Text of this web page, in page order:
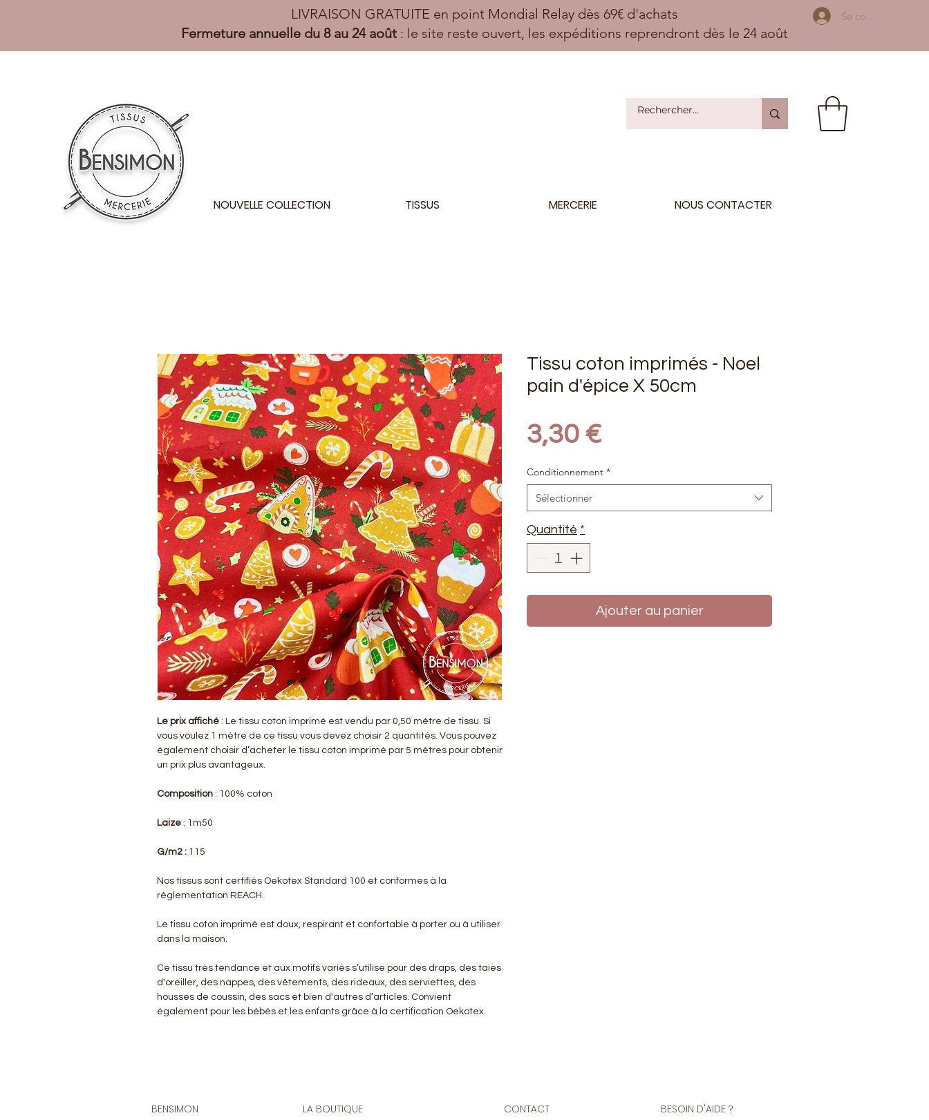
LIVRAISON GRATUITE en point Mondial Relay dès 69€ d'achats
Fermeture annuelle du 8 au 24 août: le site reste ouvert, les expéditions reprendront dès le 24 août
Se connecter
NOUVELLE COLLECTION TISSUS MERCERIE NOUS CONTACTER
Le prix affiché : Le tissu coton imprimé est vendu par 0,50 mètre de tissu. Si
vous voulez 1 mètre de ce tissu vous devez choisir 2 quantités. Vous pouvez
également choisir d’acheter le tissu coton imprimé par 5 mètres pour obtenir
un prix plus avantageux.
Composition : 100% coton
Laize : 1m50
G/m2 : 115
Nos tissus sont certifiés Oekotex Standard 100 et conformes à la
réglementation REACH.
Le tissu coton imprimé est doux, respirant et confortable à porter ou à utiliser
dans la maison.
Ce tissu très tendance et aux motifs variés s’utilise pour des draps, des taies
d'oreiller, des nappes, des vêtements, des rideaux, des serviettes, des
housses de coussin, des sacs et bien d'autres d’articles. Convient
également pour les bébés et les enfants grâce à la certification Oekotex.
Tissu coton imprimés - Noel
pain d'épice X 50cm
3,30 €Prix
Conditionnement *
Sélectionner
Quantité *
Ajouter au panier
BENSIMON LA BOUTIQUE CONTACT BESOIN D'AIDE ?